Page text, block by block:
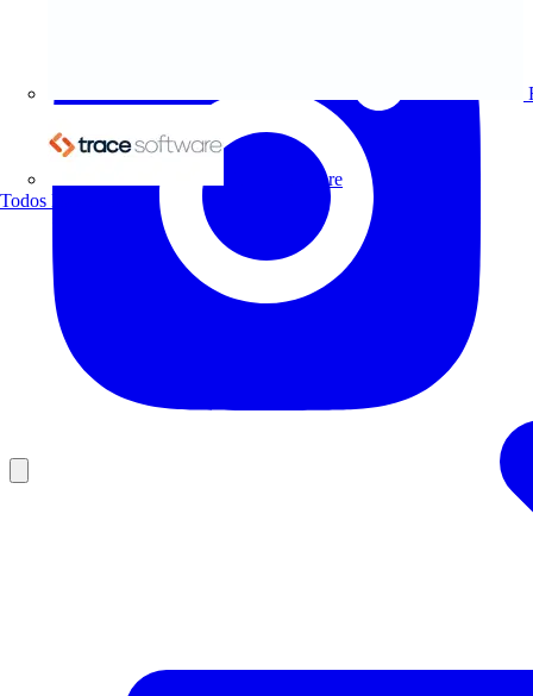
Trace Software
Todos los socios